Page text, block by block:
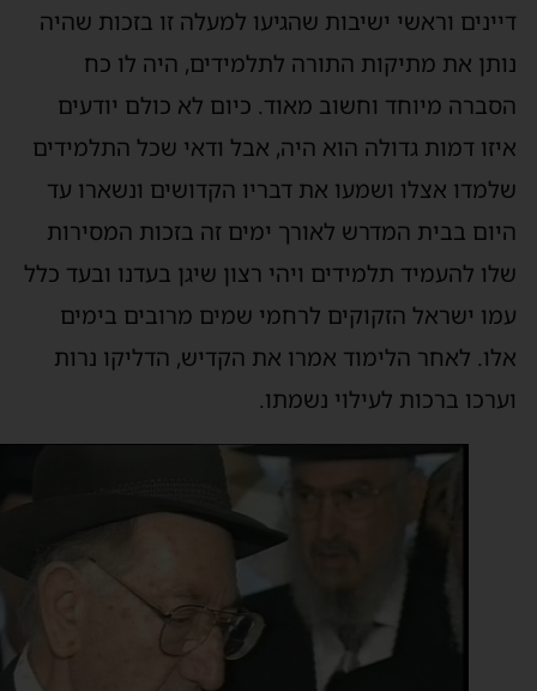
וראשי ישיבות שהגיעו למעלה זו בזכות שהיה
את מתיקות התורה לתלמידים, היה לו כח
מיוחד וחשוב מאוד. כיום לא כולם יודעים
דמות גדולה הוא היה, אבל ודאי שכל התלמידים
אצלו ושמעו את דבריו הקדושים ונשארו עד
בבית המדרש לאורך ימים זה בזכות המסירות
להעמיד תלמידים ויהי רצון שיגן בעדנו ובעד כלל
ישראל הזקוקים לרחמי שמים מרובים בימים
לאחר הלימוד אמרו את הקדיש, הדליקו נרות
ברכות לעילוי נשמתו.